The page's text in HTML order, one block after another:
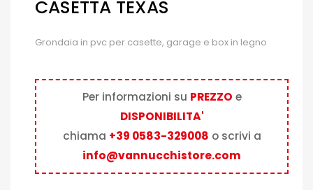
CASETTA TEXAS
Grondaia in pvc per casette, garage e box in legno
Per informazioni su PREZZO e
DISPONIBILITA'
chiama +39 0583-329008 o scrivi a
info@vannucchistore.com